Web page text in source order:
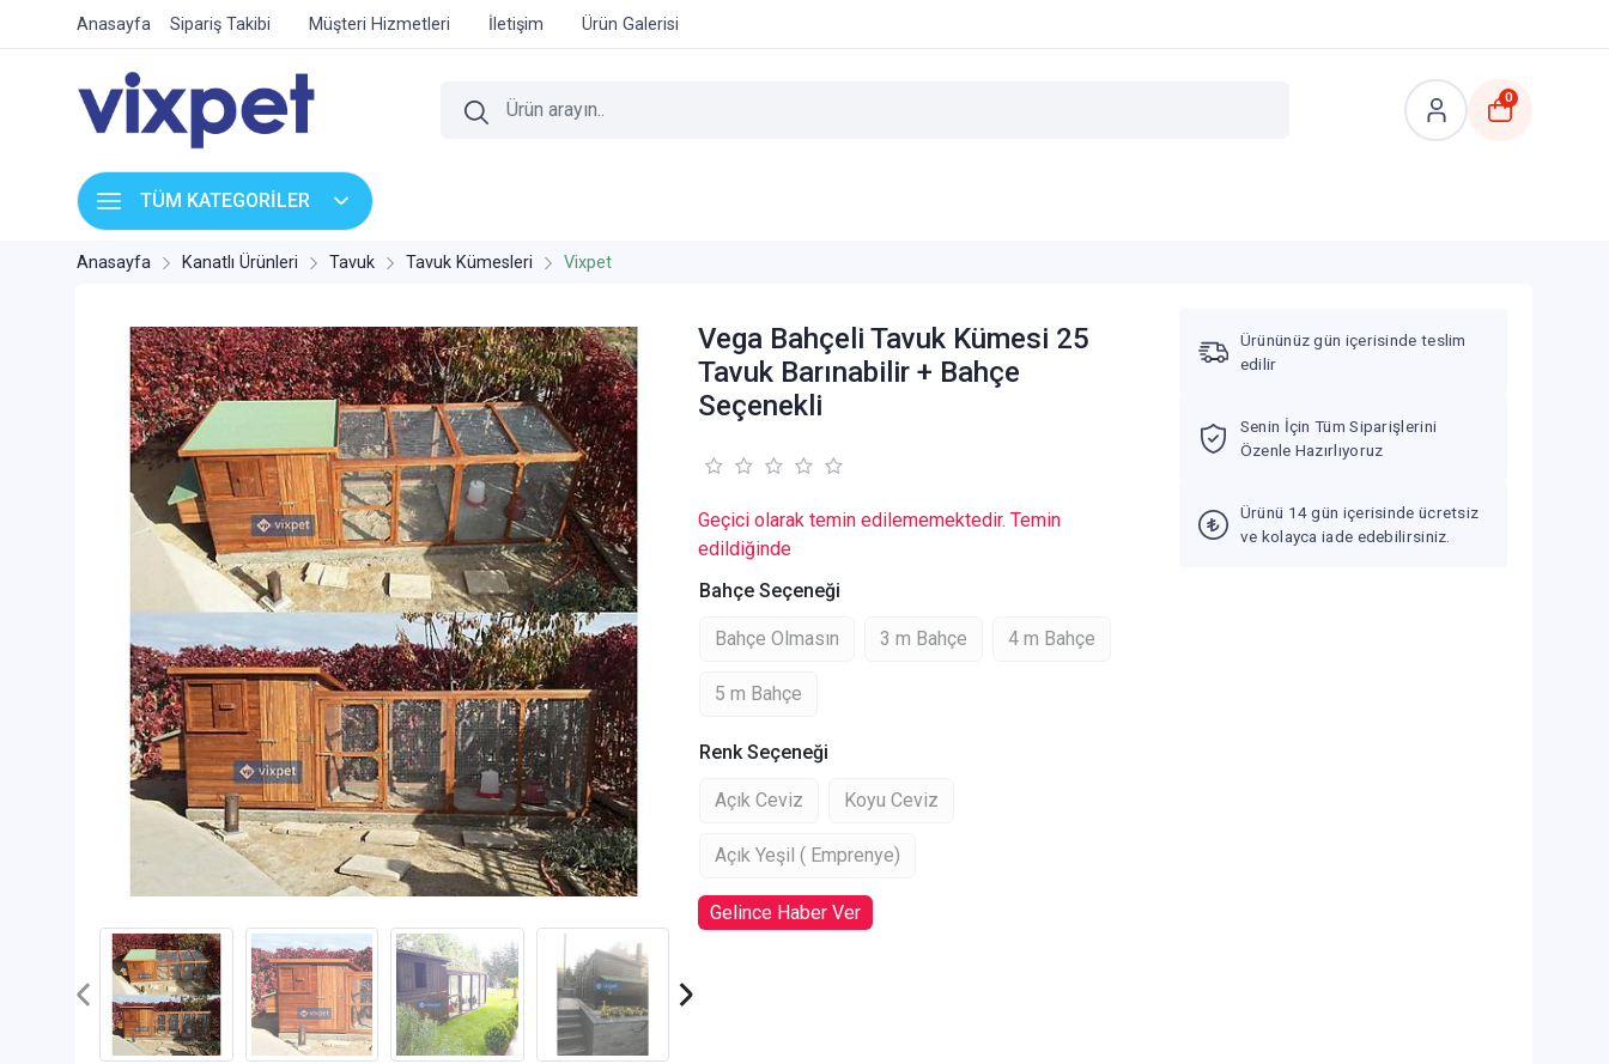
Anasayfa Sipariş Takibi Müşteri Hizmetleri İletişim Ürün Galerisi
0
TÜM KATEGORİLER
Anasayfa Kanatlı Ürünleri Tavuk Tavuk Kümesleri Vixpet
Vega Bahçeli Tavuk Kümesi 25
Tavuk Barınabilir + Bahçe
Seçenekli
Geçici olarak temin edilememektedir. Temin
edildiğinde
Bahçe Seçeneği
Bahçe Olmasın 3 m Bahçe 4 m Bahçe
5 m Bahçe
Renk Seçeneği
Açık Ceviz Koyu Ceviz
Açık Yeşil ( Emprenye)
Gelince Haber Ver
Ürününüz gün içerisinde teslim
edilir
Senin İçin Tüm Siparişlerini
Özenle Hazırlıyoruz
Ürünü 14 gün içerisinde ücretsiz
ve kolayca iade edebilirsiniz.